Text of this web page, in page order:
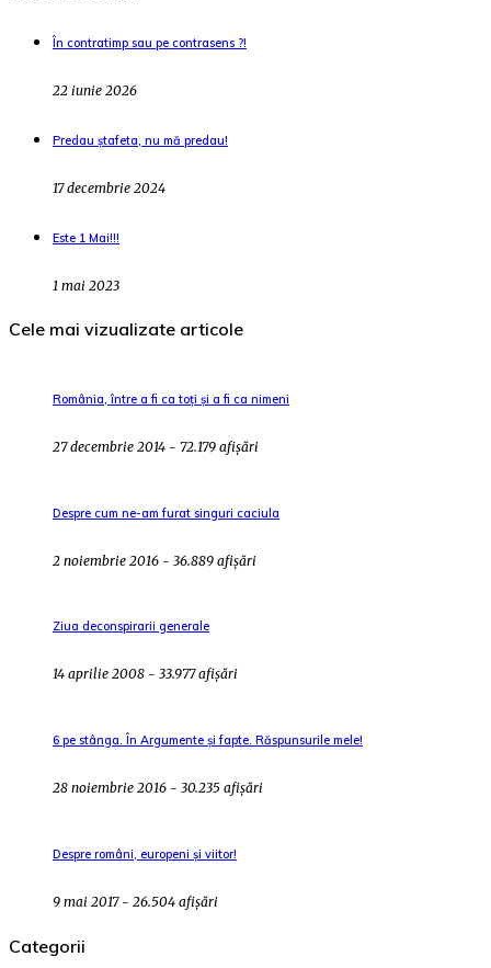
În contratimp sau pe contrasens ?!
22 iunie 2026
Predau ștafeta, nu mă predau!
17 decembrie 2024
Este 1 Mai!!!
1 mai 2023
Cele mai vizualizate articole
România, între a fi ca toți și a fi ca nimeni
27 decembrie 2014 - 72.179 afișări
Despre cum ne-am furat singuri caciula
2 noiembrie 2016 - 36.889 afișări
Ziua deconspirarii generale
14 aprilie 2008 - 33.977 afișări
6 pe stânga. În Argumente și fapte. Răspunsurile mele!
28 noiembrie 2016 - 30.235 afișări
Despre români, europeni și viitor!
9 mai 2017 - 26.504 afișări
Categorii